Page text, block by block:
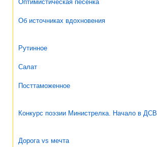
Оптимистическая песенка
Об источниках вдохновения
Рутинное
Салат
Посттаможенное
Конкурс поэзии Министрелка. Начало в ДСВ
Дорога vs мечта